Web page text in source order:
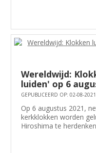
Wereldwijd:
luiden' op 6
GEPUBLICEERD OP: 02-08-
​​​​​​​Op 6 augustus 2021,
kerkklokken worden
Hiroshima te herdenken